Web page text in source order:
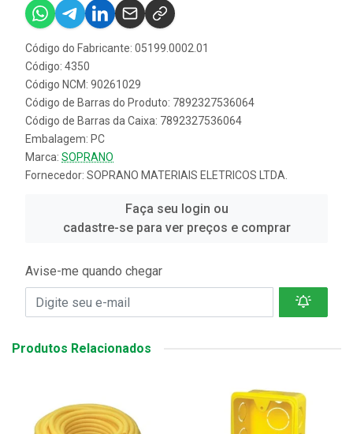
Código do Fabricante: 05199.0002.01
Código: 4350
Código NCM: 90261029
Código de Barras do Produto: 7892327536064
Código de Barras da Caixa: 7892327536064
Embalagem: PC
Marca: SOPRANO
Fornecedor: SOPRANO MATERIAIS ELETRICOS LTDA.
Faça seu login ou
cadastre-se para ver preços e comprar
Avise-me quando chegar
Produtos Relacionados